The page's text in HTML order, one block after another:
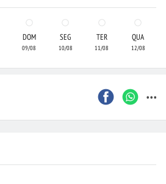
DOM
09/08
SEG
10/08
TER
11/08
QUA
12/08
...